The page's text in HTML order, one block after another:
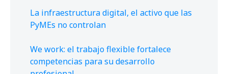
La infraestructura digital, el activo que las
PyMEs no controlan
We work: el trabajo flexible fortalece
competencias para su desarrollo